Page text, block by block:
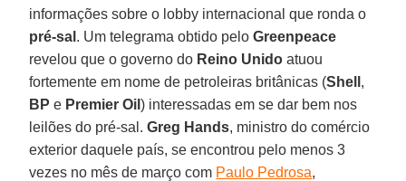
informações sobre o lobby internacional que ronda o
pré-sal . Um telegrama obtido peloGreenpeace
revelou que o governo do Reino Unido atuou
fortemente em nome de petroleiras britânicas (Shell ,
BP e Premier Oil) interessadas em se dar bem nos
leilões do pré-sal.Greg Hands, ministro do comércio
exterior daquele país, se encontrou pelo menos 3
vezes no mês de março com Paulo Pedrosa,